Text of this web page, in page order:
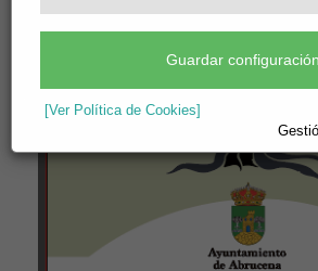
Guardar configuración
[Ver Política de Cookies]